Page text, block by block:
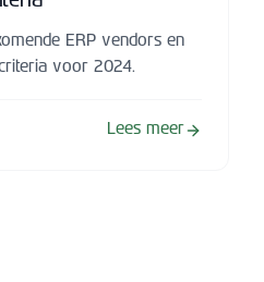
ERP vendors en
voor 2024.
Lees meer